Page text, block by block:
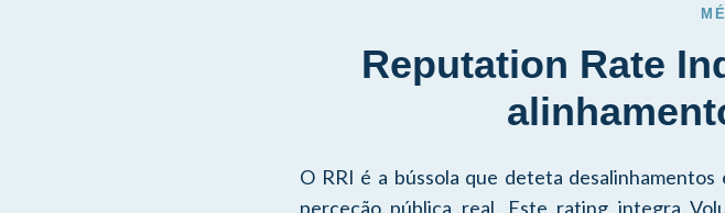
Reputation Rate
O RRI é a bússola que deteta
perceção pública real. Este rating integra